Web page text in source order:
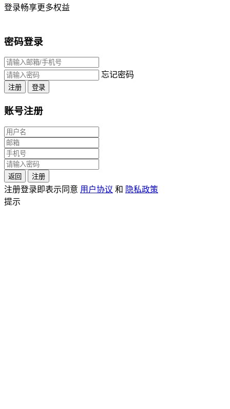
登录畅享更多权益
密码登录
忘记密码
注册 登录
账号注册
返回 注册
注册登录即表示同意 用户协议 和 隐私政策
提示